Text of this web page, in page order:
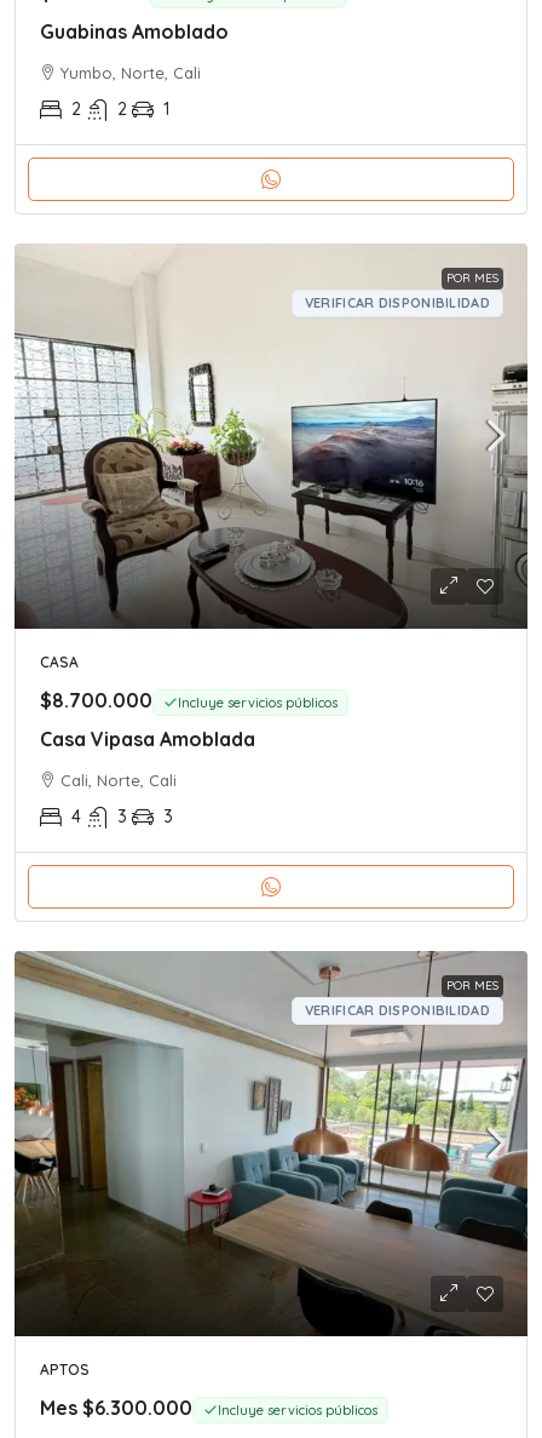
Guabinas Amoblado
Yumbo, Norte, Cali
2 2 1
POR MES
VERIFICAR DISPONIBILIDAD
CASA
$8.700.000 Incluye servicios públicos
Casa Vipasa Amoblada
Cali, Norte, Cali
4 3 3
POR MES
VERIFICAR DISPONIBILIDAD
APTOS
Mes $6.300.000 Incluye servicios públicos